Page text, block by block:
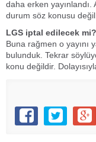
daha erken
durum söz konusu değil.
LGS iptal edilecek mi?
Buna rağmen o yayını
bulunduk. Tekrar
konu değildir.